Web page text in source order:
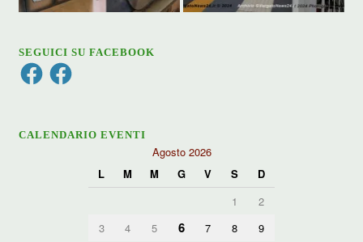
SEGUICI SU FACEBOOK
FacebookFacebook
CALENDARIO EVENTI
Agosto 2026
L
M M G V S
D
1
2
3
4 5 6 7 8
9